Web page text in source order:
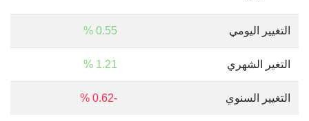
التغيير اليومي 0.55 %
التغير الشهري 1.21 %
التغيير السنوي -0.62 %